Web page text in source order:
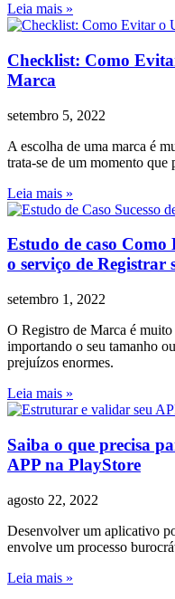
Leia mais »
Checklist: Como
Marca
setembro 5, 2022
A escolha de uma marca é
trata-se de um momento
Leia mais »
Estudo de caso Como
o serviço de Registrar
setembro 1, 2022
O Registro de Marca é
importando o seu tamanho
prejuízos enormes.
Leia mais »
Saiba o que precisa
APP na PlayStore
agosto 22, 2022
Desenvolver um aplicativo
envolve um processo
Leia mais »